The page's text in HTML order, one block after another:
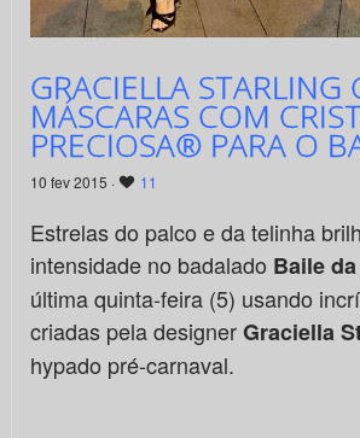
GRACIELLA STARLING
MÁSCARAS COM
PRECIOSA® PARA O
10 fev 2015 · 11
Estrelas do palco e da telinha
intensidade no badalado Baile
última quinta-feira (5) usando
criadas pela designerGraciella
hypado pré-carnaval.